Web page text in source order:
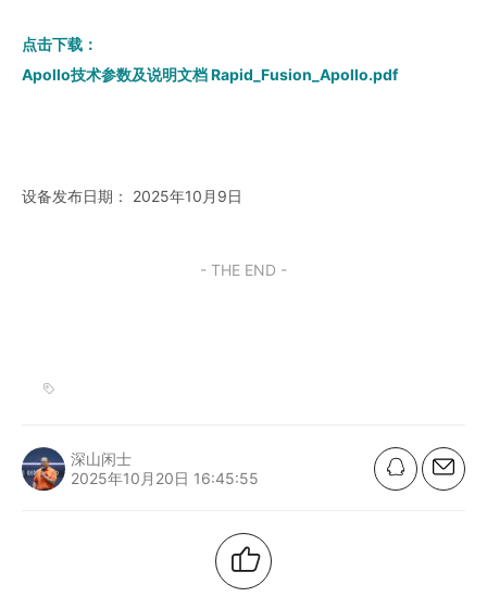
点击下载：
Apollo技术参数及说明文档 Rapid_Fusion_Apollo.pdf
设备发布日期： 2025年10月9日
- THE END -
深山闲士
2025年10月20日 16:45:55